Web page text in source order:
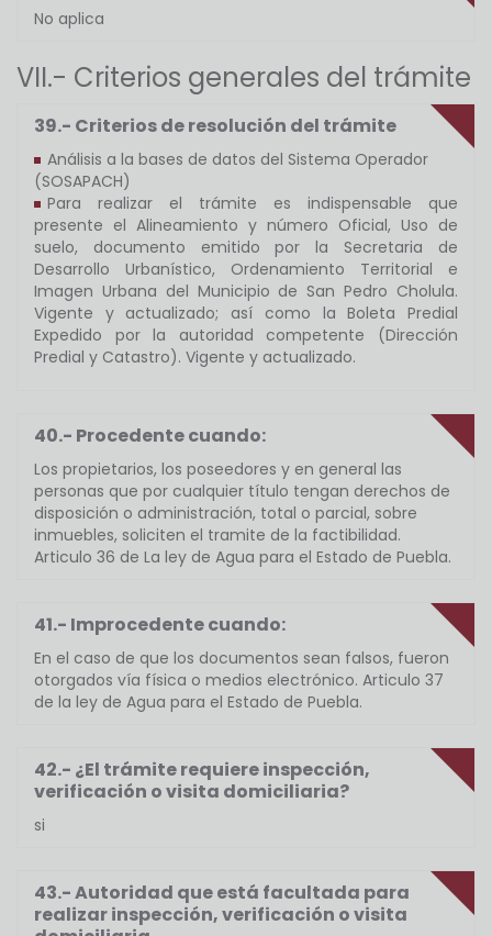
No aplica
VII.- Criterios generales del trámite
39.- Criterios de resolución del trámite
Análisis a la bases de datos del Sistema Operador
(SOSAPACH)
Para realizar el trámite es indispensable que
presente el Alineamiento y número Oficial, Uso de
suelo, documento emitido por la Secretaria de
Desarrollo Urbanístico, Ordenamiento Territorial e
Imagen Urbana del Municipio de San Pedro Cholula.
Vigente y actualizado; así como la Boleta Predial
Expedido por la autoridad competente (Dirección
Predial y Catastro). Vigente y actualizado.
40.- Procedente cuando:
Los propietarios, los poseedores y en general las
personas que por cualquier título tengan derechos de
disposición o administración, total o parcial, sobre
inmuebles, soliciten el tramite de la factibilidad.
Articulo 36 de La ley de Agua para el Estado de Puebla.
41.- Improcedente cuando:
En el caso de que los documentos sean falsos, fueron
otorgados vía física o medios electrónico. Articulo 37
de la ley de Agua para el Estado de Puebla.
42.- ¿El trámite requiere inspección,
verificación o visita domiciliaria?
si
43.- Autoridad que está facultada para
realizar inspección, verificación o visita